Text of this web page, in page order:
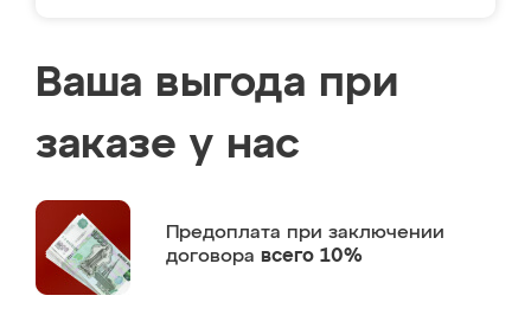
Ваша выгода при
заказе у нас
Предоплата при заключении
договора всего 10%